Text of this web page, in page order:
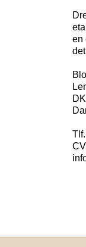
en